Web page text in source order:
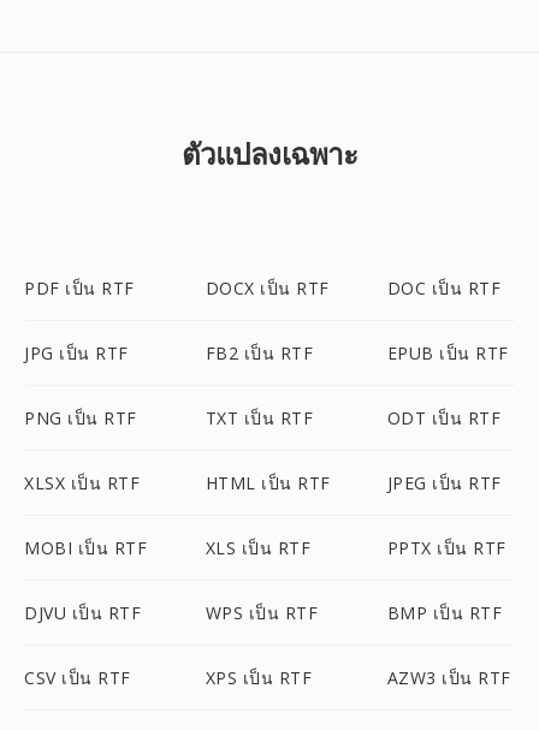
ตัวแปลงเฉพาะ
PDF เป็น RTF DOCX เป็น RTF DOC เป็น RTF
JPG เป็น RTF FB2 เป็น RTF EPUB เป็น RTF
PNG เป็น RTF TXT เป็น RTF ODT เป็น RTF
XLSX เป็น RTF HTML เป็น RTF JPEG เป็น RTF
MOBI เป็น RTF XLS เป็น RTF PPTX เป็น RTF
DJVU เป็น RTF WPS เป็น RTF BMP เป็น RTF
CSV เป็น RTF XPS เป็น RTF AZW3 เป็น RTF